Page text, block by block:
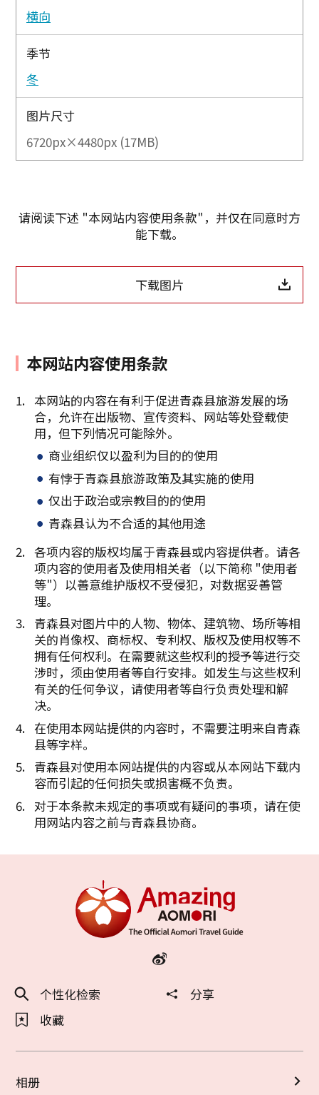
横向
季节
冬
图片尺寸
6720px×4480px (17MB)
请阅读下述 "本网站内容使用条款"，并仅在同意时方
能下载。
下载图片
本网站内容使用条款
本网站的内容在有利于促进青森县旅游发展的场
合，允许在出版物、宣传资料、网站等处登载使
用，但下列情况可能除外。
商业组织仅以盈利为目的的使用
有悖于青森县旅游政策及其实施的使用
仅出于政治或宗教目的的使用
青森县认为不合适的其他用途
各项内容的版权均属于青森县或内容提供者。请各
项内容的使用者及使用相关者（以下简称 "使用者
等"）以善意维护版权不受侵犯，对数据妥善管
理。
青森县对图片中的人物、物体、建筑物、场所等相
关的肖像权、商标权、专利权、版权及使用权等不
拥有任何权利。在需要就这些权利的授予等进行交
涉时，须由使用者等自行安排。如发生与这些权利
有关的任何争议，请使用者等自行负责处理和解
决。
在使用本网站提供的内容时，不需要注明来自青森
县等字样。
青森县对使用本网站提供的内容或从本网站下载内
容而引起的任何损失或损害概不负责。
对于本条款未规定的事项或有疑问的事项，请在使
用网站内容之前与青森县协商。
个性化检索
分享
收藏
相册
复制链接